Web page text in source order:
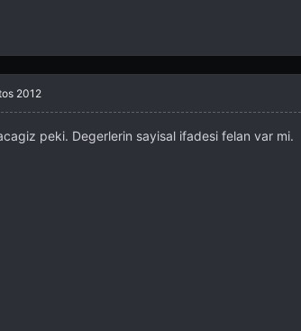
2012
peki. Degerlerin sayisal ifadesi felan var mi.